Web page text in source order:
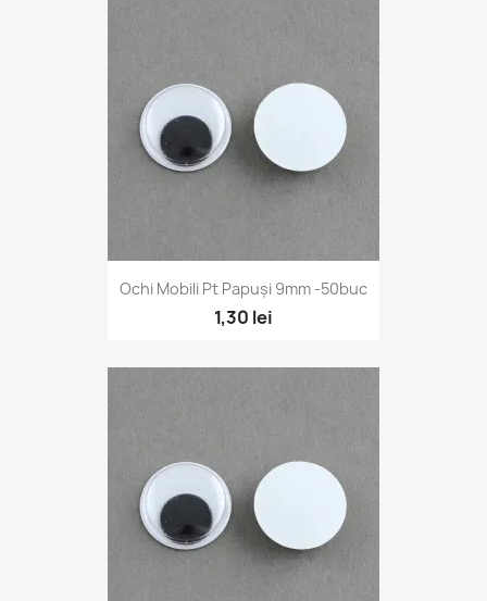
Ochi Mobili Pt Papuși 9mm -50buc
1,30 lei